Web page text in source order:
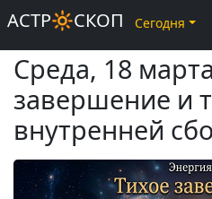
Среда, 18
завершение и
внутренней
АСТР🔆СКОП Сегодня